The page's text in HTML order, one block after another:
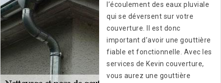
l’écoulement des eaux pluviale
qui se déversent sur votre
couverture. Il est donc
important d’avoir une gouttière
fiable et fonctionnelle. Avec les
services de Kevin couverture,
vous aurez une gouttière